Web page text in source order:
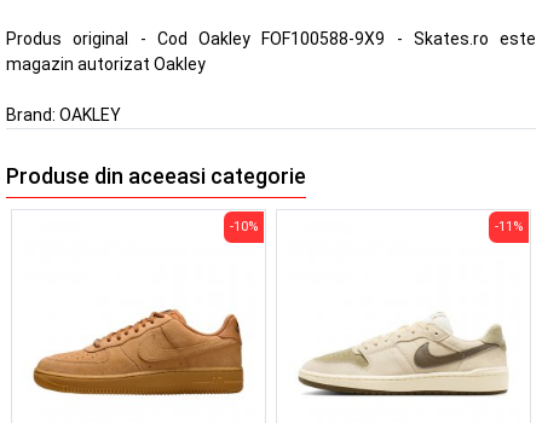
Produs original - Cod Oakley FOF100588-9X9 - Skates.ro este
magazin autorizat Oakley
Brand: OAKLEY
Produse din aceeasi categorie
-10% -11%